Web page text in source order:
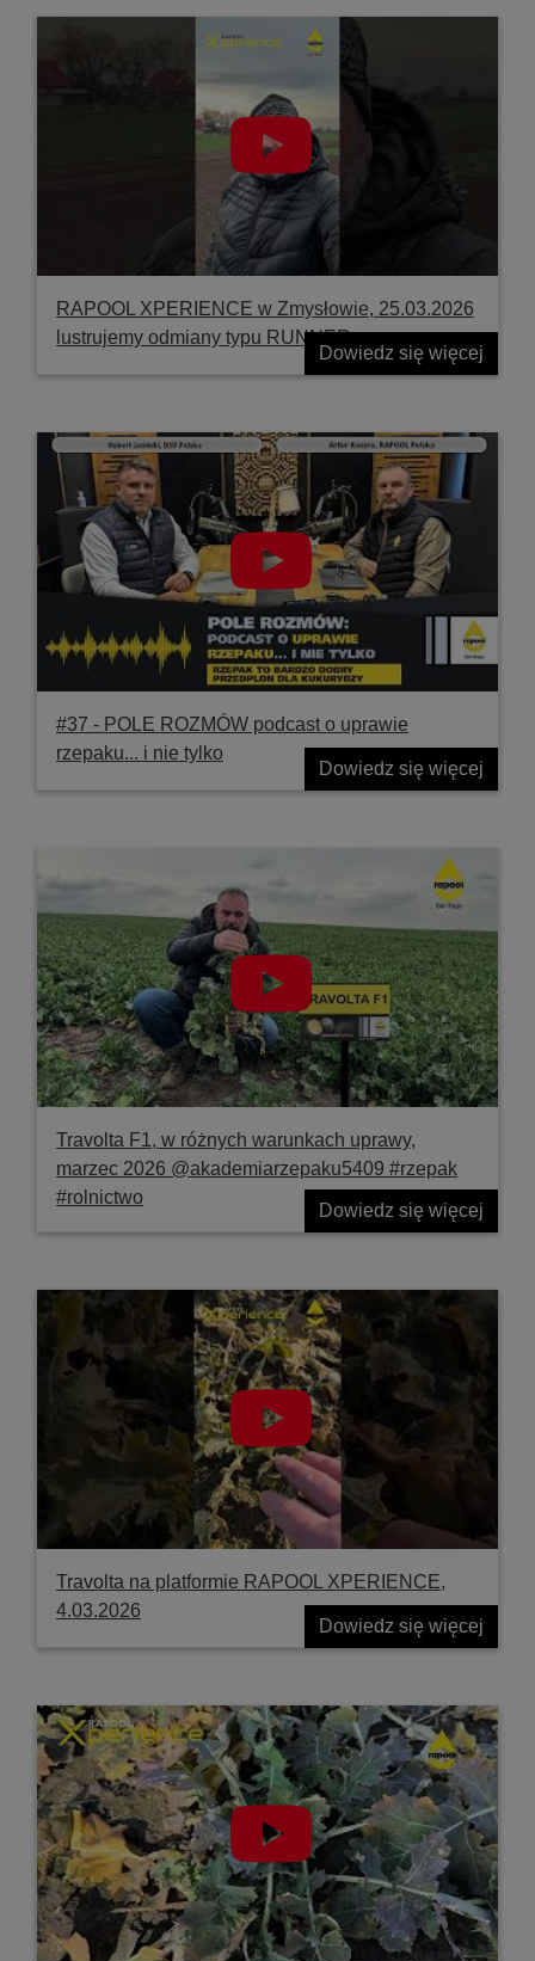
RAPOOL XPERIENCE w Zmysłowie, 25.03.2026
lustrujemy odmiany typu RUNNER
Dowiedz się więcej
#37 ‐ POLE ROZMÓW podcast o uprawie
rzepaku... i nie tylko
Dowiedz się więcej
Travolta F1, w różnych warunkach uprawy,
marzec 2026 @akademiarzepaku5409 #rzepak
#rolnictwo
Dowiedz się więcej
Travolta na platformie RAPOOL XPERIENCE,
4.03.2026
Dowiedz się więcej